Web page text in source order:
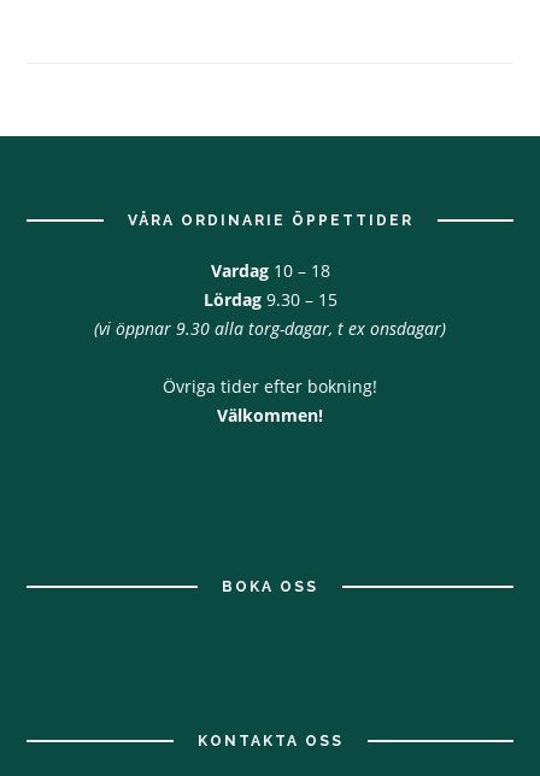
VÅRA ORDINARIE ÖPPETTIDER
Vardag10 – 18
Lördag9.30 – 15
(vi öppnar 9.30 alla torg-dagar, t ex onsdagar)
Övriga tider efter bokning!
Välkommen!
BOKA OSS
KONTAKTA OSS